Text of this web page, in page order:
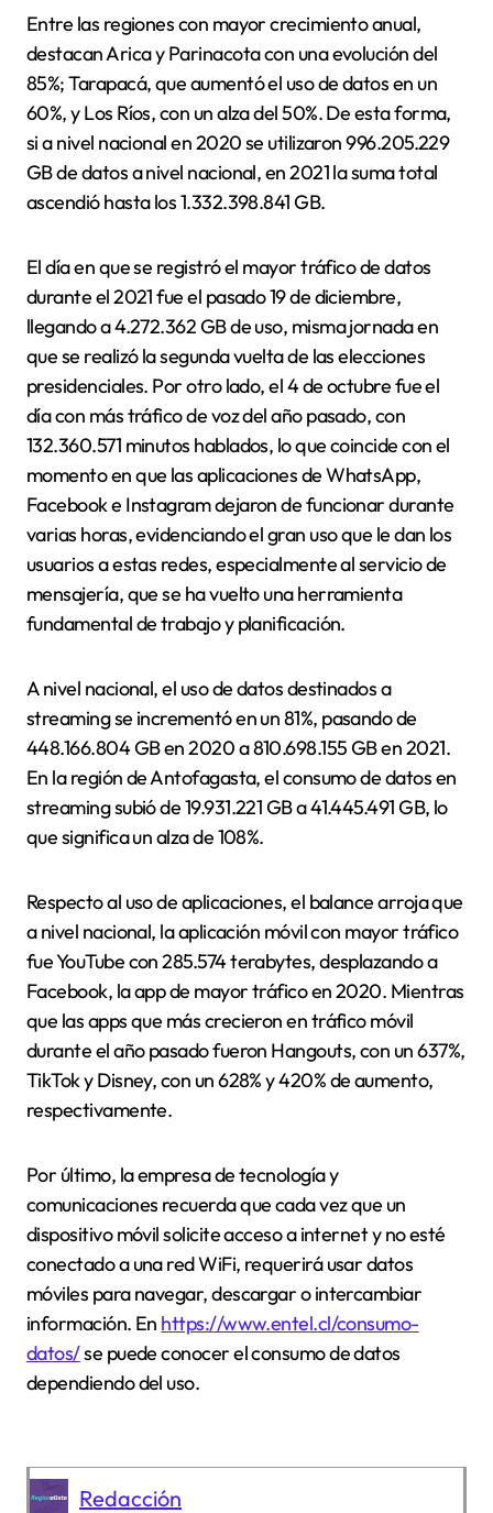
Entre las regiones con mayor crecimiento anual,
destacan Arica y Parinacota con una evolución del
85%; Tarapacá, que aumentó el uso de datos en un
60%, y Los Ríos, con un alza del 50%. De esta forma,
si a nivel nacional en 2020 se utilizaron 996.205.229
GB de datos a nivel nacional, en 2021 la suma total
ascendió hasta los 1.332.398.841 GB.
El día en que se registró el mayor tráfico de datos
durante el 2021 fue el pasado 19 de diciembre,
llegando a 4.272.362 GB de uso, misma jornada en
que se realizó la segunda vuelta de las elecciones
presidenciales. Por otro lado, el 4 de octubre fue el
día con más tráfico de voz del año pasado, con
132.360.571 minutos hablados, lo que coincide con el
momento en que las aplicaciones de WhatsApp,
Facebook e Instagram dejaron de funcionar durante
varias horas, evidenciando el gran uso que le dan los
usuarios a estas redes, especialmente al servicio de
mensajería, que se ha vuelto una herramienta
fundamental de trabajo y planificación.
A nivel nacional, el uso de datos destinados a
streaming se incrementó en un 81%, pasando de
448.166.804 GB en 2020 a 810.698.155 GB en 2021.
En la región de Antofagasta, el consumo de datos en
streaming subió de 19.931.221 GB a 41.445.491 GB, lo
que significa un alza de 108%.
Respecto al uso de aplicaciones, el balance arroja que
a nivel nacional, la aplicación móvil con mayor tráfico
fue YouTube con 285.574 terabytes, desplazando a
Facebook, la app de mayor tráfico en 2020. Mientras
que las apps que más crecieron en tráfico móvil
durante el año pasado fueron Hangouts, con un 637%,
TikTok y Disney, con un 628% y 420% de aumento,
respectivamente.
Por último, la empresa de tecnología y
comunicaciones recuerda que cada vez que un
dispositivo móvil solicite acceso a internet y no esté
conectado a una red WiFi, requerirá usar datos
móviles para navegar, descargar o intercambiar
información. En https://www.entel.cl/consumo-
datos/se puede conocer el consumo de datos
dependiendo del uso.
Redacción